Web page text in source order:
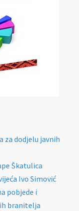
za dodjelu javnih
Škatulica
Ivo Simović
pobjede i
branitelja